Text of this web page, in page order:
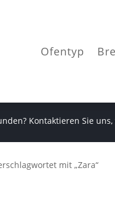
Ofentyp
Kontaktieren Sie
mit „Zara“